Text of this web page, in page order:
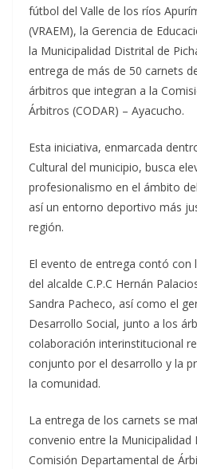
fútbol del Valle de los ríos
(VRAEM), la Gerencia de
la Municipalidad Distrital de
entrega de más de 50 carnets
árbitros que integran a la
Árbitros (CODAR) – Ayacucho.
Esta iniciativa, enmarcada
Cultural del municipio, busca
profesionalismo en el ámbito
así un entorno deportivo más
región.
El evento de entrega contó con
del alcalde C.P.C Hernán
Sandra Pacheco, así como el
Desarrollo Social, junto a los
colaboración interinstitucional
conjunto por el desarrollo y la
la comunidad.
La entrega de los carnets se
convenio entre la Municipalidad
Comisión Departamental de